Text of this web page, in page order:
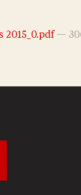
2015_0.pdf —